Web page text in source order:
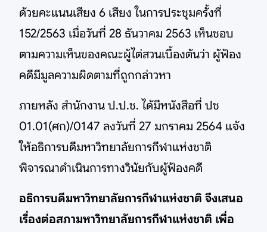
ด้วยคะแนนเสียง 6 เสียง ในการประชุมครั้งที่
152/2563 เมื่อวันที่ 28 ธันวาคม 2563 เห็นชอบ
ตามความเห็นของคณะผู้ไต่สวนเบื้องต้นว่า ผู้ฟ้อง
คดีมีมูลความผิดตามที่ถูกกล่าวหา
ภายหลัง สำนักงาน ป.ป.ช. ได้มีหนังสือที่ ปช
01.01(ศก)/0147 ลงวันที่ 27 มกราคม 2564 แจ้ง
ให้อธิการบดีมหาวิทยาลัยการกีฬาแห่งชาติ
พิจารณาดำเนินการทางวินัยกับผู้ฟ้องคดี
อธิการบดีมหาวิทยาลัยการกีฬาแห่งชาติ จึงเสนอ
เรื่องต่อสภามหาวิทยาลัยการกีฬาแห่งชาติ เพื่อ